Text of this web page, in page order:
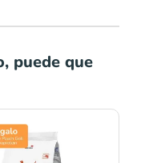
puede que